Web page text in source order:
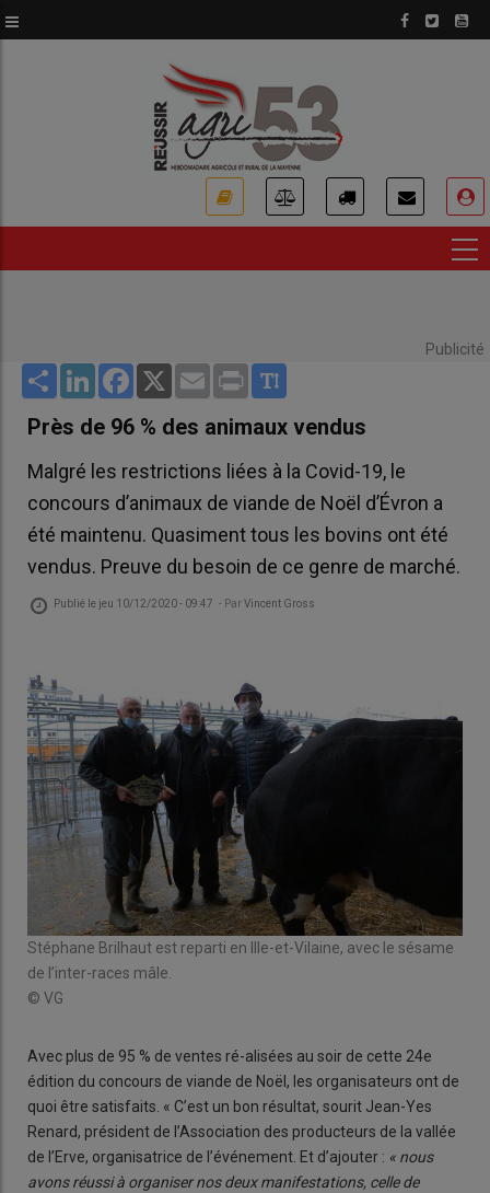
au
Publicité
Share LinkedInFacebook
X Email Print
Près de 96 % des animaux vendus
Malgré les restrictions liées à la Covid-19, le
concours d’animaux de viande de Noël d’Évron a
été maintenu. Quasiment tous les bovins ont été
vendus. Preuve du besoin de ce genre de marché.
Publié le jeu 10/12/2020 - 09:47 - ParVincent Gross
Stéphane Brilhaut est reparti en Ille-et-Vilaine, avec le sésame
de l’inter-races mâle.
© VG
Avec plus de 95 % de ventes ré-alisées au soir de cette 24e
édition du concours de viande de Noël, les organisateurs ont de
quoi être satisfaits. « C’est un bon résultat, sourit Jean-Yes
Renard, président de l’Association des producteurs de la vallée
de l’Erve, organisatrice de l’événement. Et d’ajouter : « nous
avons réussi à organiser nos deux manifestations, celle de